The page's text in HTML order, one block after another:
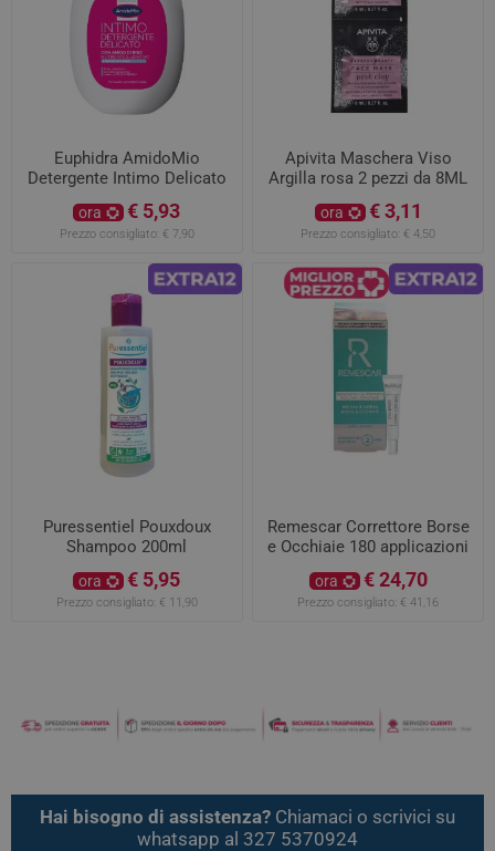
Euphidra AmidoMio
Detergente Intimo Delicato
ora € 5,93
Prezzo consigliato: € 7,90
Apivita Maschera Viso
Argilla rosa 2 pezzi da 8ML
ora € 3,11
Prezzo consigliato: € 4,50
Puressentiel Pouxdoux
Shampoo 200ml
ora € 5,95
Prezzo consigliato: € 11,90
Remescar Correttore Borse
e Occhiaie 180 applicazioni
ora € 24,70
Prezzo consigliato: € 41,16
Hai bisogno di assistenza? Chiamaci o scrivici su
whatsapp al 327 5370924